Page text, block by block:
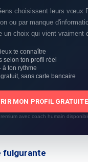
choisissent leurs vœux
ou par manque
un choix qui vient vraiment
te connaître
selon ton profil réel
ton rythme
sans carte bancaire
MON PROFIL
avec coach humain
fulgurante